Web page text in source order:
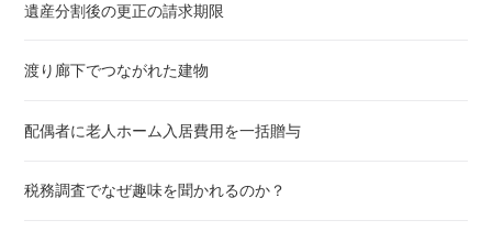
遺産分割後の更正の請求期限
渡り廊下でつながれた建物
配偶者に老人ホーム入居費用を一括贈与
税務調査でなぜ趣味を聞かれるのか？